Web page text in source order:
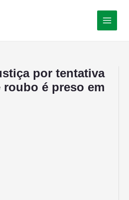
por tentativa
é preso em